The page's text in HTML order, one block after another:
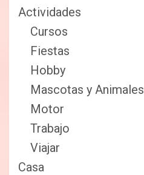
Actividades
Cursos
Fiestas
Hobby
Mascotas y Animales
Motor
Trabajo
Viajar
Casa